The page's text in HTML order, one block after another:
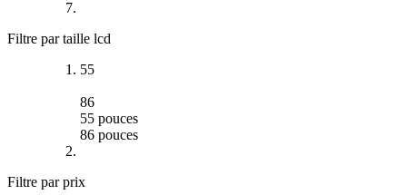
Filtre par taille lcd
55
86
55 pouces
86 pouces
Filtre par prix